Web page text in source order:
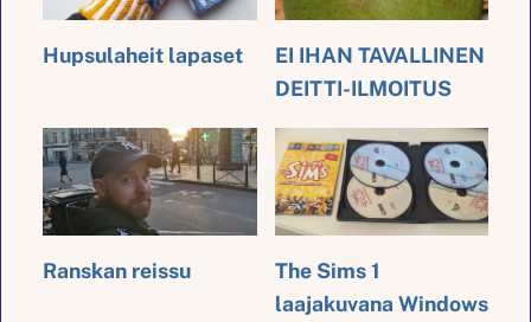
Hupsulaheit lapaset
EI IHAN TAVALLINEN
DEITTI-ILMOITUS
Ranskan reissu
The Sims 1
laajakuvana Windows